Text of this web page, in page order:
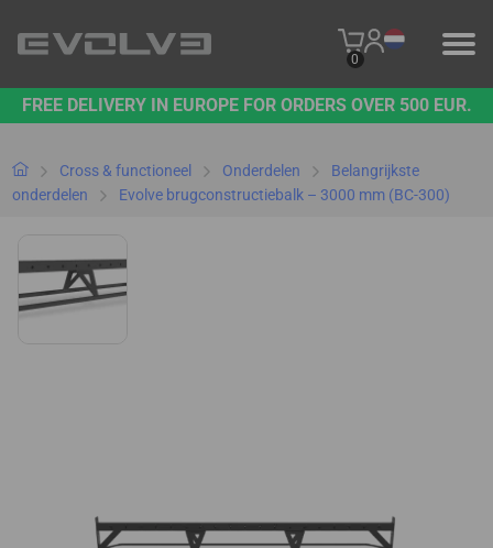
0
PRODUCTEN
ONS MERK
B2B PLATFORM
FREE DELIVERY IN EUROPE FOR ORDERS OVER 500 EUR.
Cross & functioneel Onderdelen
Belangrijkste
onderdelen
Evolve brugconstructiebalk – 3000 mm (BC-300)